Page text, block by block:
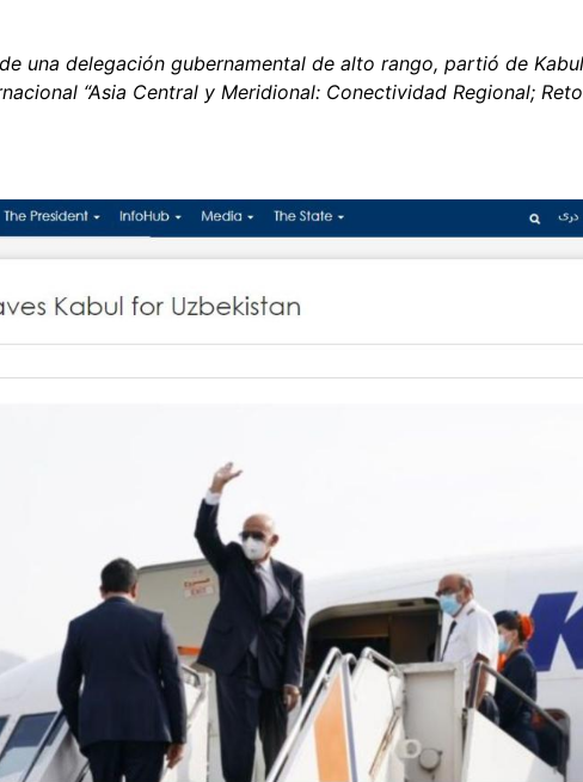
una delegación gubernamental de alto rango, partió de
“Asia Central y Meridional: Conectividad Regional;